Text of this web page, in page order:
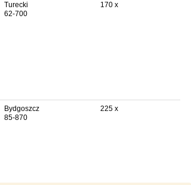
Turecki
62-700
170 x
Bydgoszcz
85-870
225 x